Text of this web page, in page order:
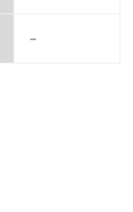
－